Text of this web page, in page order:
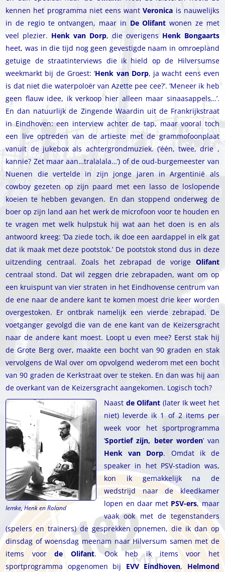
kennen het programma niet eens wantVeronica is nauwelijks
in de regio te ontvangen, maar in De Olifant wonen ze met
veel plezier. Henk van Dorp, die overigens Henk Bongaarts
heet, was in die tijd nog geen gevestigde naam in omroepland
getuige de straatinterviews die ik hield op de Hilversumse
weekmarkt bij de Groest: ‘Henk van Dorp, ja wacht eens even
is dat niet die waterpoloër van Azette pee cee?’. ’Meneer ik heb
geen flauw idee, ik verkoop hier alleen maar sinaasappels…’.
En dan natuurlijk de Zingende Waardin uit de Frankrijkstraat
in Eindhoven: een interview achter de tap, maar vooral toch
een live optreden van de artieste met de grammofoonplaat
vanuit de jukebox als achtergrondmuziek. (‘één, twee, drie ,
kannie? Zet maar aan…tralalala…’) of de oud-burgemeester van
Nuenen die vertelde in zijn jonge jaren in Argentinië als
cowboy gezeten op zijn paard met een lasso de loslopende
koeien te hebben gevangen. En dan stoppend onderweg de
boer op zijn land aan het werk de microfoon voor te houden en
te vragen met welk hulpstuk hij wat aan het doen is en als
antwoord kreeg: ‘Da ziede toch, ik doe een aardappel in elk gat
dat ik maak met deze pootstok.’ De pootstok stond dus in deze
uitzending centraal. Zoals het zebrapad de vorige Olifant
centraal stond. Dat wil zeggen drie zebrapaden, want om op
een kruispunt van vier straten in het Eindhovense centrum van
de ene naar de andere kant te komen moest drie keer worden
overgestoken. Er ontbrak namelijk een vierde zebrapad. De
voetganger gevolgd die van de ene kant van de Keizersgracht
naar de andere kant moest. Loopt u even mee? Eerst stak hij
de Grote Berg over, maakte een bocht van 90 graden en stak
vervolgens de Wal over om opvolgend wederom met een bocht
van 90 graden de Kerkstraat over te steken. En dan was hij aan
de overkant van de Keizersgracht aangekomen. Logisch toch?
Iemke, Henk en Roland
Naast de Olifant (later Ik weet het
niet) leverde ik 1 of 2 items per
week voor het sportprogramma
‘Sportief zijn, beter worden’ van
Henk van Dorp. Omdat ik de
speaker in het PSV-stadion was,
kon ik gemakkelijk na de
wedstrijd naar de kleedkamer
lopen en daar met PSV-ers, maar
vaak ook met de tegenstanders
(spelers en trainers) de gesprekken opnemen, die ik dan op
dinsdag of woensdag meenam naar Hilversum samen met de
items voorde Olifant. Ook heb ik items voor het
sportprogramma opgenomen bij EVV Eindhoven, Helmond